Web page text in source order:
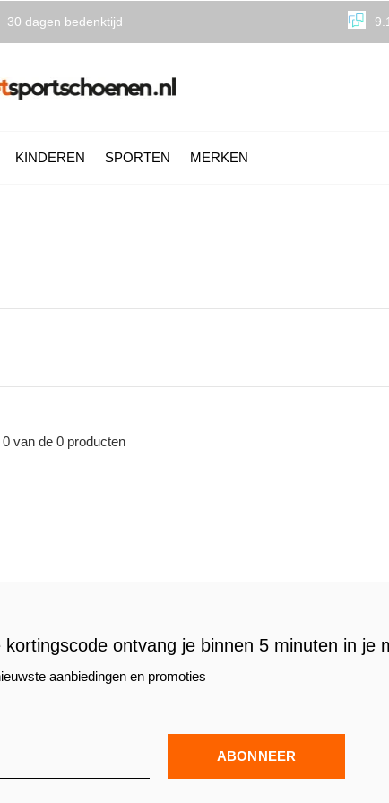
KINDEREN SPORTEN MERKEN
30 dagen bedenktijd 9.1
0 van de 0 producten
ontvang je binnen 5 minuten in je
aanbiedingen en promoties
ABONNEER